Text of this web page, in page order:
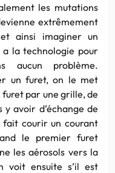
les mutations
extrêmement
ainsi imaginer un
la technologie pour
aucun problème.
un furet, on le met
furet par une grille, de
y avoir d’échange de
fait courir un courant
le premier furet
les aérosols vers la
voit ensuite s’il est